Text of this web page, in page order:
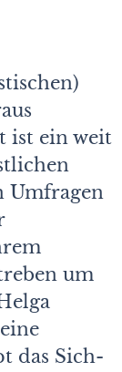
ist ein weit
Umfragen
um
das Sich-